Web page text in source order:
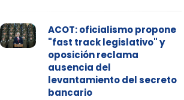
ACOT: oficialismo propone
"fast track legislativo" y
oposición reclama
ausencia del
levantamiento del secreto
bancario